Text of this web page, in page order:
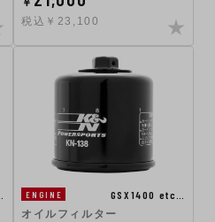
税込￥23,100
ENGINE
GSX1400 etc…
オイルフィルター